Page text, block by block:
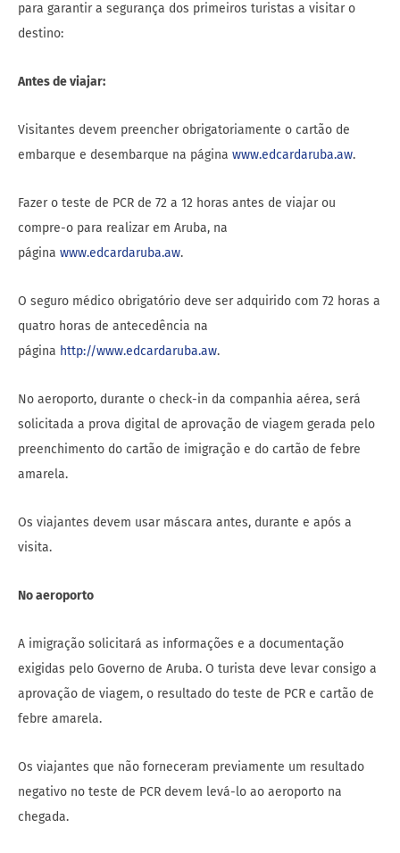
para garantir a segurança dos primeiros turistas a visitar o
destino:
Antes de viajar:
Visitantes devem preencher obrigatoriamente o cartão de
embarque e desembarque na página www.edcardaruba.aw.
Fazer o teste de PCR de 72 a 12 horas antes de viajar ou
compre-o para realizar em Aruba, na
página www.edcardaruba.aw.
O seguro médico obrigatório deve ser adquirido com 72 horas a
quatro horas de antecedência na
página http://www.edcardaruba.aw.
No aeroporto, durante o check-in da companhia aérea, será
solicitada a prova digital de aprovação de viagem gerada pelo
preenchimento do cartão de imigração e do cartão de febre
amarela.
Os viajantes devem usar máscara antes, durante e após a
visita.
No aeroporto
A imigração solicitará as informações e a documentação
exigidas pelo Governo de Aruba. O turista deve levar consigo a
aprovação de viagem, o resultado do teste de PCR e cartão de
febre amarela.
Os viajantes que não forneceram previamente um resultado
negativo no teste de PCR devem levá-lo ao aeroporto na
chegada.